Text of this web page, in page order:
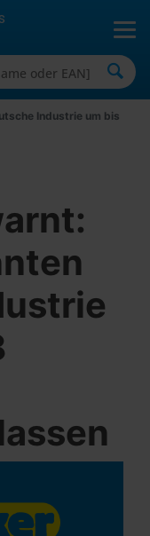
Industrie um bis